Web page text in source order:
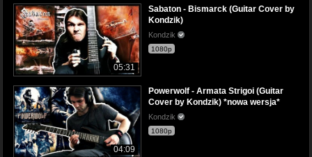
05:31
Sabaton - Bismarck (Guitar Cover by
Kondzik)
Kondzik
1080p
04:09
Powerwolf - Armata Strigoi (Guitar
Cover by Kondzik) *nowa wersja*
Kondzik
1080p